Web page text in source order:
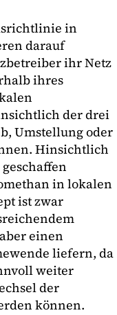
in
darauf
ihr Netz
ihres
der drei
Umstellung oder
Hinsichtlich
in lokalen
ist zwar
einen
liefern, da
weiter
der
können.